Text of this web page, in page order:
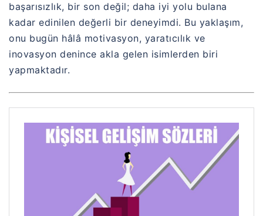
başarısızlık, bir son değil; daha iyi yolu bulana
kadar edinilen değerli bir deneyimdi. Bu yaklaşım,
onu bugün hâlâ motivasyon, yaratıcılık ve
inovasyon denince akla gelen isimlerden biri
yapmaktadır.